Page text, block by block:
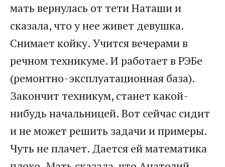
мать вернулась от тети Наташи и
сказала, что у нее живет девушка.
Снимает койку. Учится вечерами в
речном техникуме. И работает в РЭБе
(ремонтно-эксплуатационная база).
Закончит техникум, станет какой-
нибудь начальницей. Вот сейчас сидит
и не может решить задачи и примеры.
Чуть не плачет. Дается ей математика